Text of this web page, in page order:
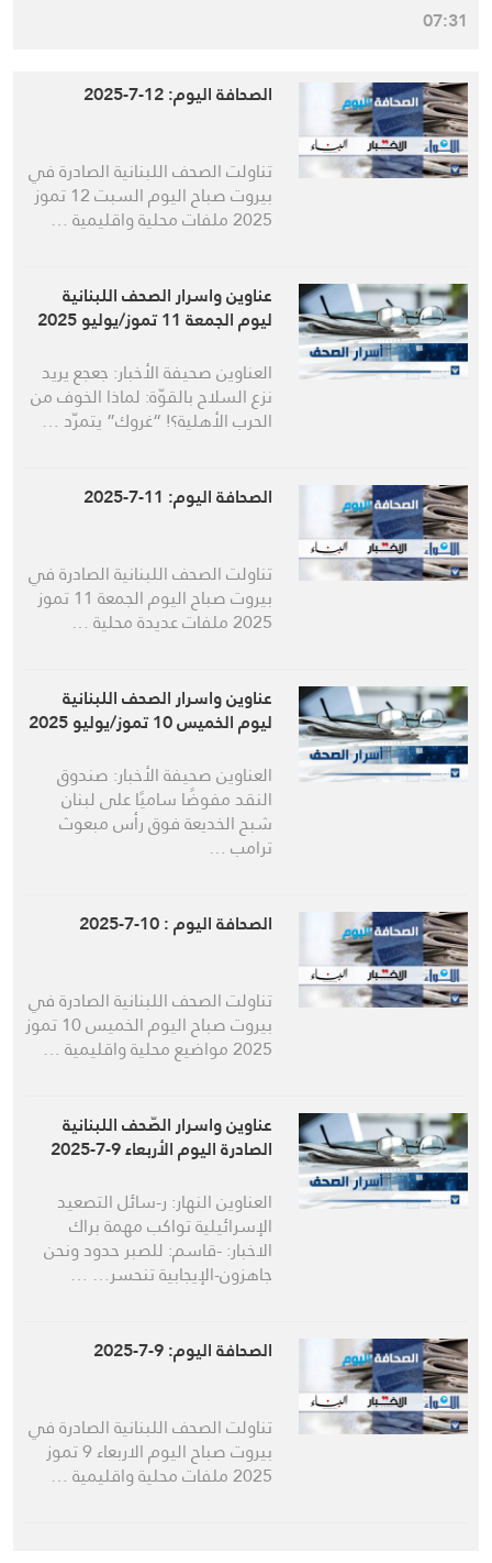
07:31
الصحافة اليوم: 12-7-2025
تناولت الصحف اللبنانية الصادرة في
بيروت صباح اليوم السبت 12 تموز
2025 ملفات محلية واقليمية …
عناوين واسرار الصحف اللبنانية
ليوم الجمعة 11 تموز/يوليو 2025
العناوين صحيفة الأخبار: جعجع يريد
نزع السلاح بالقوّة: لماذا الخوف من
الحرب الأهلية؟! “غروك” يتمرّد …
الصحافة اليوم: 11-7-2025
تناولت الصحف اللبنانية الصادرة في
بيروت صباح اليوم الجمعة 11 تموز
2025 ملفات عديدة محلية …
عناوين واسرار الصحف اللبنانية
ليوم الخميس 10 تموز/يوليو 2025
العناوين صحيفة الأخبار: صندوق
النقد مفوضًا ساميًا على لبنان
شبح الخديعة فوق رأس مبعوث
ترامب …
الصحافة اليوم : 10-7-2025
تناولت الصحف اللبنانية الصادرة في
بيروت صباح اليوم الخميس 10 تموز
2025 مواضيع محلية واقليمية …
عناوين واسرار الصّحف اللبنانية
الصادرة اليوم الأربعاء 9-7-2025
العناوين النهار: ر-سائل التصعيد
الإسرائيلية تواكب مهمة براك
الاخبار: -قاسم: للصبر حدود ونحن
جاهزون-الإيجابية تنحسر… …
الصحافة اليوم: 9-7-2025
تناولت الصحف اللبنانية الصادرة في
بيروت صباح اليوم الاربعاء 9 تموز
2025 ملفات محلية واقليمية …